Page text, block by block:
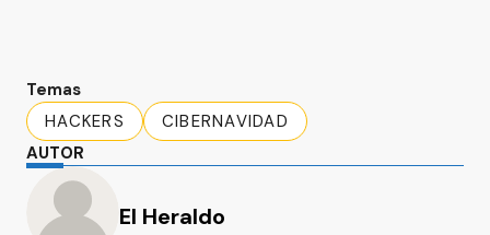
Temas
HACKERS
CIBERNAVIDAD
AUTOR
El Heraldo